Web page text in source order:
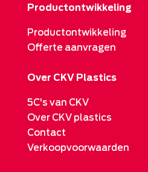
Productontwikkeling
Productontwikkeling
Offerte aanvragen
Over CKV Plastics
5C's van CKV
Over CKV plastics
Contact
Verkoopvoorwaarden